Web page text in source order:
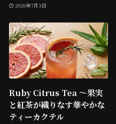
2026年7月3日
Ruby Citrus Tea ～果実
と紅茶が織りなす華やかな
ティーカクテル